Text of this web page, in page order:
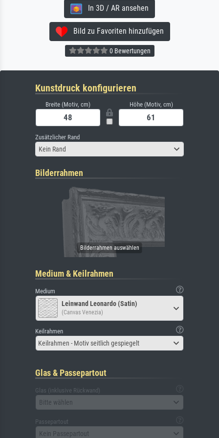
In 3D / AR ansehen
Bild zu Favoriten hinzufügen
0 Bewertungen
Kunstdruck konfigurieren
Breite (Motiv, cm) Höhe (Motiv, cm)
Zusätzlicher Rand
Kein Rand
Bilderrahmen
Medium & Keilrahmen
Medium
Leinwand Leonardo (Satin)
(Canvas Venezia)
Keilrahmen
Keilrahmen - Motiv seitlich gespiegelt
Glas & Passepartout
Glas (inklusive Rückwand)
Bitte wählen
Passepartout
Kein Passepartout